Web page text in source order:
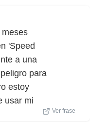
meses
'Speed
a una
para
estoy
usar mi
Ver frase